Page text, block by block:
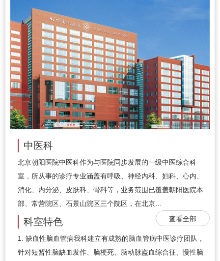
中医科
北京朝阳医院中医科作为与医院同步发展的一级中医综合科
室，所从事的诊疗专业涵盖有呼吸、神经内科、妇科、心内、
消化、内分泌、皮肤科、骨科等，业务范围已覆盖朝阳医院本
部、常营院区、石景山院区三个院区，在北京…
查看全部
科室特色
1. 缺血性脑血管病我科建立有成熟的脑血管病中医诊疗团队，
针对短暂性脑缺血发作、脑梗死、脑动脉盗血综合征、慢性脑